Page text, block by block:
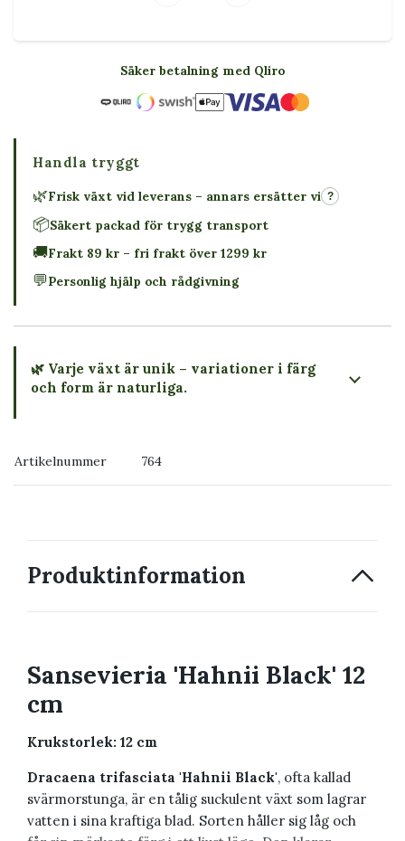
Säker betalning med Qliro
Handla tryggt
🌿Frisk växt vid leverans – annars ersätter vi ?
📦Säkert packad för trygg transport
🚚Frakt 89 kr – fri frakt över 1299 kr
💬Personlig hjälp och rådgivning
🌿 Varje växt är unik – variationer i färg
och form är naturliga.
Artikelnummer 764
Produktinformation
Sansevieria 'Hahnii Black' 12
cm
Krukstorlek: 12 cm
Dracaena trifasciata 'Hahnii Black', ofta kallad
svärmorstunga, är en tålig suckulent växt som lagrar
vatten i sina kraftiga blad. Sorten håller sig låg och